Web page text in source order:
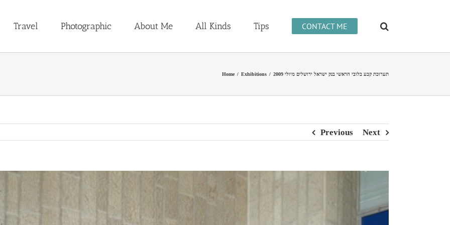
Travel Photographic About Me All Kinds Tips CONTACT ME
Home / Exhibitions / תערוכת קבע בלובי הראשי בנק ישראל ירושלים מיולי 2009
Previous Next